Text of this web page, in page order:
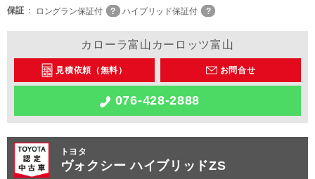
保証
ロングラン保証付 ハイブリッド保証付
カローラ富山カーロッツ富山
見積依頼（無料） お問合せ
076-428-2888
トヨタ
ヴォクシー ハイブリッドZS